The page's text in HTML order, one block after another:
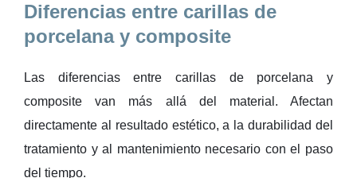
Diferencias entre carillas de
porcelana y composite
Las diferencias entre carillas de porcelana y
composite van más allá del material. Afectan
directamente al resultado estético, a la durabilidad del
tratamiento y al mantenimiento necesario con el paso
del tiempo.